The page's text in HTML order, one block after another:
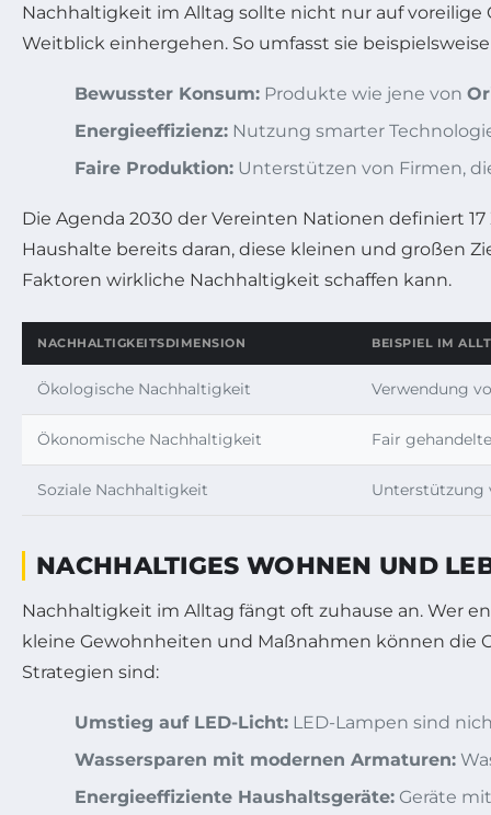
Nachhaltigkeit im Alltag sollte nicht nur auf
Weitblick einhergehen. So umfasst sie
Bewusster Konsum: Produkte wie jene von
Energieeffizienz: Nutzung smarter
Faire Produktion: Unterstützen von Firmen,
Die Agenda 2030 der Vereinten Nationen definiert
Haushalte bereits daran, diese kleinen und großen
Faktoren wirkliche Nachhaltigkeit schaffen kann.
NACHHALTIGKEITSDIMENSION BEISPIEL IM
Ökologische Nachhaltigkeit Verwendung
Ökonomische Nachhaltigkeit Fair
Soziale Nachhaltigkeit Unterstützung
NACHHALTIGES WOHNEN UND
Nachhaltigkeit im Alltag fängt oft zuhause an. Wer
kleine Gewohnheiten und Maßnahmen können die
Strategien sind:
Umstieg auf LED-Licht: LED-Lampen sind
Wassersparen mit modernen Armaturen:
Energieeffiziente Haushaltsgeräte: Geräte